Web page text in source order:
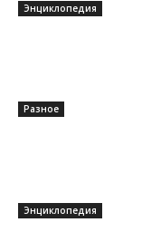
Энциклопедия
Разное
Энциклопедия